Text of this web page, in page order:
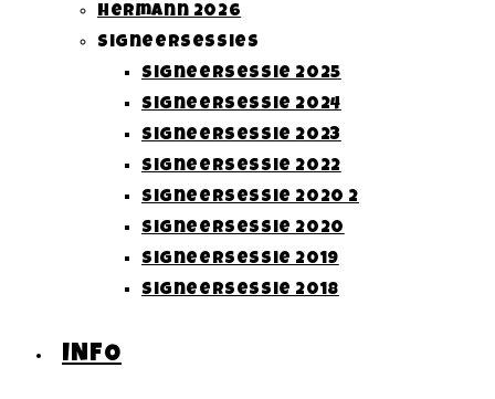
Hermann 2026
Signeersessies
Signeersessie 2025
Signeersessie 2024
Signeersessie 2023
Signeersessie 2022
Signeersessie 2020 2
Signeersessie 2020
Signeersessie 2019
Signeersessie 2018
INFO